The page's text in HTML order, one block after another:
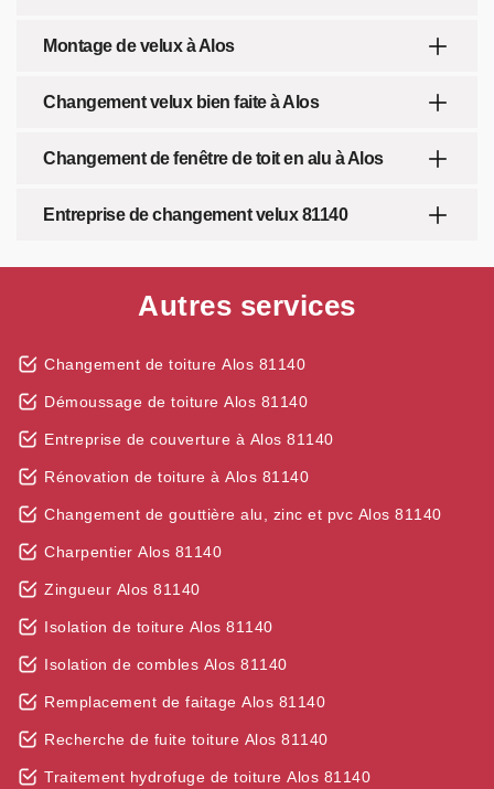
Montage de velux à Alos
Changement velux bien faite à Alos
Changement de fenêtre de toit en alu à Alos
Entreprise de changement velux 81140
Autres services
Changement de toiture Alos 81140
Démoussage de toiture Alos 81140
Entreprise de couverture à Alos 81140
Rénovation de toiture à Alos 81140
Changement de gouttière alu, zinc et pvc Alos 81140
Charpentier Alos 81140
Zingueur Alos 81140
Isolation de toiture Alos 81140
Isolation de combles Alos 81140
Remplacement de faitage Alos 81140
Recherche de fuite toiture Alos 81140
Traitement hydrofuge de toiture Alos 81140